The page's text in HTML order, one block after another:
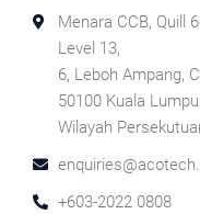
Menara CCB, Quill 6
Level 13,
6, Leboh Ampang,
50100 Kuala
Wilayah
+603-2022 0808